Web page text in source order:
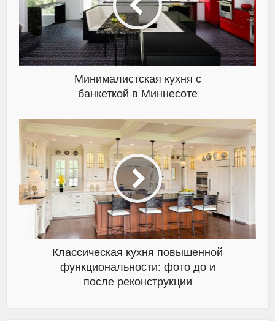
Минималистская кухня с
банкеткой в Миннесоте
Классическая кухня повышенной
функциональности: фото до и
после реконструкции